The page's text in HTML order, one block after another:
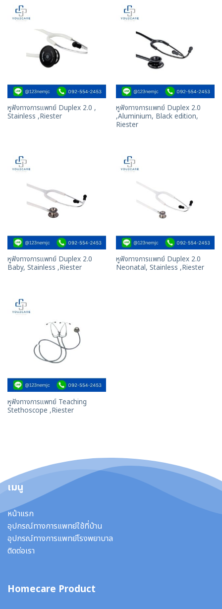
หูฟังทางการแพทย์ Duplex 2.0 ,
Stainless ,Riester
หูฟังทางการแพทย์ Duplex 2.0
,Aluminium, Black edition,
Riester
หูฟังทางการแพทย์ Duplex 2.0
Baby, Stainless ,Riester
หูฟังทางการแพทย์ Duplex 2.0
Neonatal, Stainless ,Riester
หูฟังทางการแพทย์ Teaching
Stethoscope ,Riester
เมนู
หน้าแรก
อุปกรณ์ทางการแพทย์ใช้ที่บ้าน
อุปกรณ์ทางการแพทย์โรงพยาบาล
ติดต่อเรา
Homecare Product